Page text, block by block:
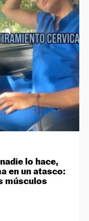
lo hace,
en un atasco:
músculos